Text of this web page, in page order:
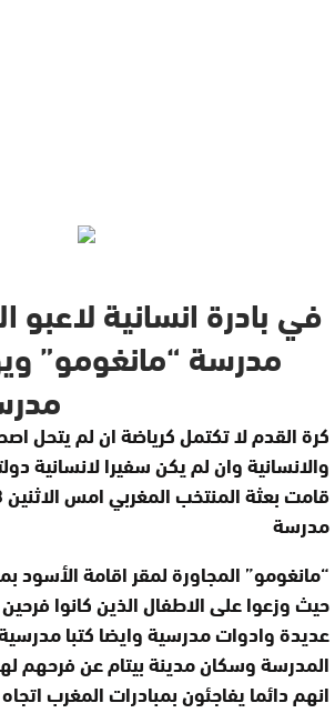
في بادرة انسانية
مدرسة “مانغومو”
كرة القدم لا تكتمل كرياضة ان لم يتحل
والانسانية وان لم يكن سفيرا لانسانية
مدرسة
“مانغومو” المجاورة لمقر اقامة الأسود
حيث وزعوا على الاطفال الذين كانوا
عديدة وادوات مدرسية وايضا كتبا
المدرسة وسكان مدينة بيتام عن فرحهم
انهم دائما يفاجئون بمبادرات المغرب